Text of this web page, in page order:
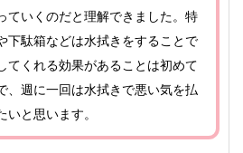
ていくのだと理解できました。特
下駄箱などは水拭きをすることで
てくれる効果があることは初めて
、週に一回は水拭きで悪い気を払
いと思います。